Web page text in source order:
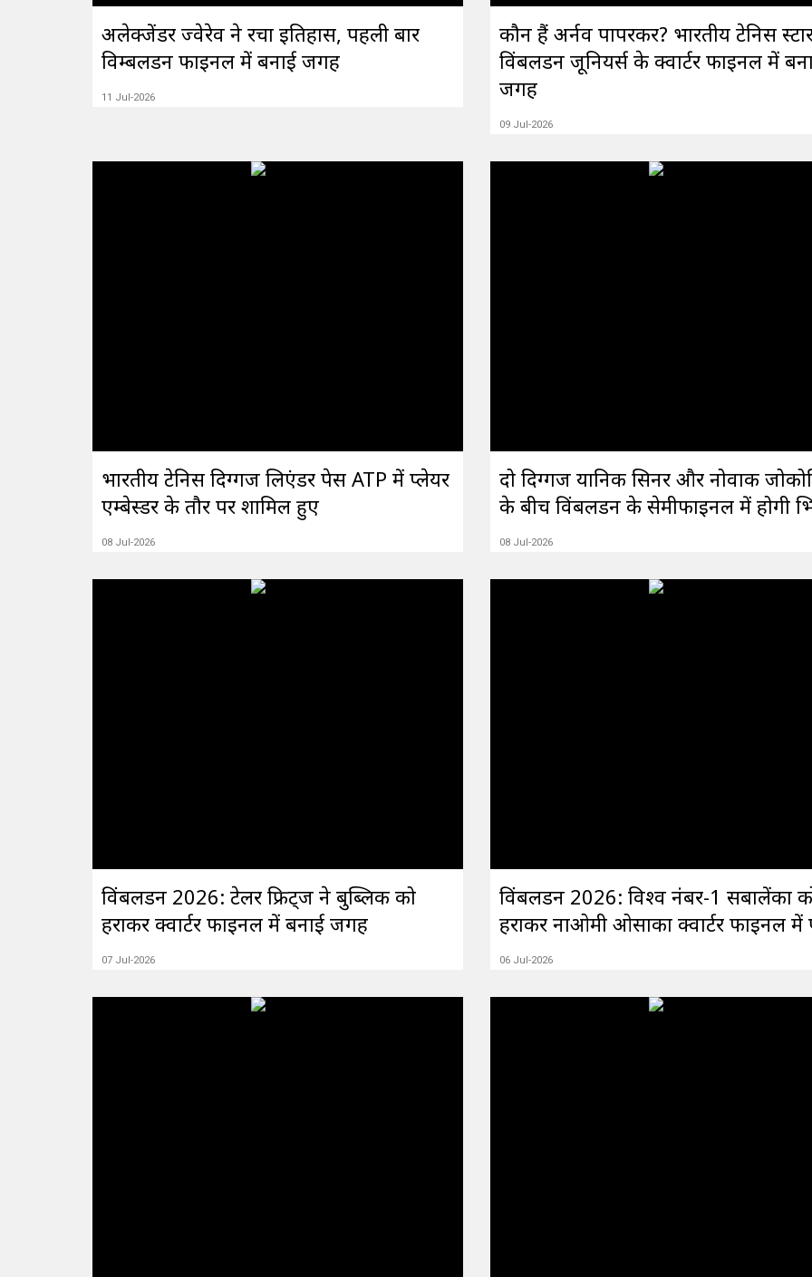
अलेक्जेंडर ज्वेरेव ने रचा इतिहास, पहली बार
विम्बलडन फाइनल में बनाई जगह
11 Jul-2026
कौन हैं अर्नव पापरकर? भारतीय टेनिस
विंबलडन जूनियर्स के क्वार्टर फाइनल में
जगह
09 Jul-2026
भारतीय टेनिस दिग्गज लिएंडर पेस ATP में प्लेयर
एम्बेस्डर के तौर पर शामिल हुए
08 Jul-2026
दो दिग्गज यानिक सिनर और नोवाक
के बीच विंबलडन के सेमीफाइनल में होगी
08 Jul-2026
विंबलडन 2026: टेलर फ्रिट्ज ने बुब्लिक को
हराकर क्वार्टर फाइनल में बनाई जगह
07 Jul-2026
विंबलडन 2026: विश्व नंबर-1 सबालेंका
हराकर नाओमी ओसाका क्वार्टर फाइनल में
06 Jul-2026